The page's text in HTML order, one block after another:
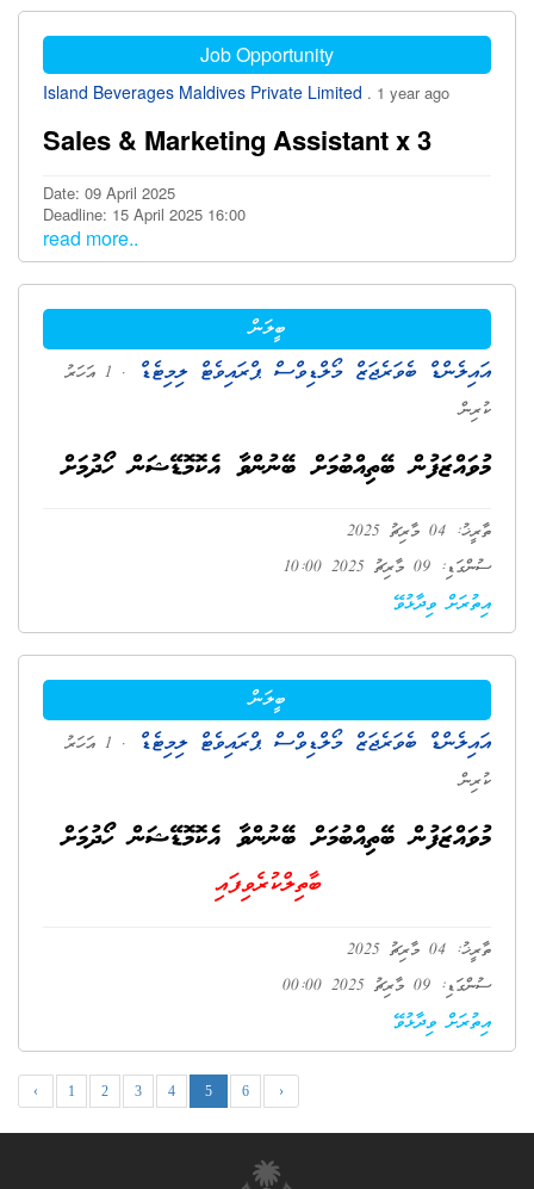
Job Opportunity
Island Beverages Maldives Private Limited . 1 year ago
Sales & Marketing Assistant x 3
Date: 09 April 2025
Deadline: 15 April 2025 16:00
read more..
ބީލަން
އައިލެންޑް ބެވަރެޖަޒް މޯލްޑިވްސް ޕްރައިވެޓް ލިމިޓެޑް
. 1 އަހަރު
ކުރިން
މުވައްޒަފުން ބޭތިއްބުމަށް ބޭނުންވާ އެކޮމޮޑޭޝަން ހޯދުމަށް
ތާރީޚު: 04 މާރިޗު 2025
ސުންގަޑި: 09 މާރިޗު 2025 10:00
އިތުރަށް ވިދާޅުވޭ
ބީލަން
އައިލެންޑް ބެވަރެޖަޒް މޯލްޑިވްސް ޕްރައިވެޓް ލިމިޓެޑް
. 1 އަހަރު
ކުރިން
މުވައްޒަފުން ބޭތިއްބުމަށް ބޭނުންވާ އެކޮމޮޑޭޝަން ހޯދުމަށް
ބާތިލްކުރެވިފައި
ތާރީޚު: 04 މާރިޗު 2025
ސުންގަޑި: 09 މާރިޗު 2025 00:00
އިތުރަށް ވިދާޅުވޭ
‹ 1 2 3 4 5 6 ›